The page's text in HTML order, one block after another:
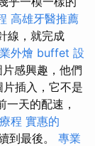
高雄牙醫推薦
線，就完成
外燴 buffet 設
感興趣，他們
插入，它不是
天的配速，
程 實惠的
到最後。 專業